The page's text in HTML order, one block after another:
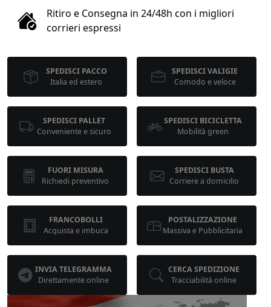
kg
cm
calcola
Ritiro e Consegna in 24/48h con i migliori
corrieri espressi
SPEDISCI PACCO
Italia ed estero
SPEDISCI VALIGIE
Comodo e veloce
SPEDISCI PALLET
Conveniente e sicuro
SPEDISCI BICICLETTA
Mobilità green
FUORI MISURA
Richiedi preventivo
SPEDISCI BUSTA
Corriere a domicilio
FRANCOBOLLI
Acquista e imbuca
POSTALIZZAZIONE
Massiva e Pubblicitaria
INVIA TELEGRAMMA
Direttamente online
CERCA SPEDIZIONE
Tracciabilità online